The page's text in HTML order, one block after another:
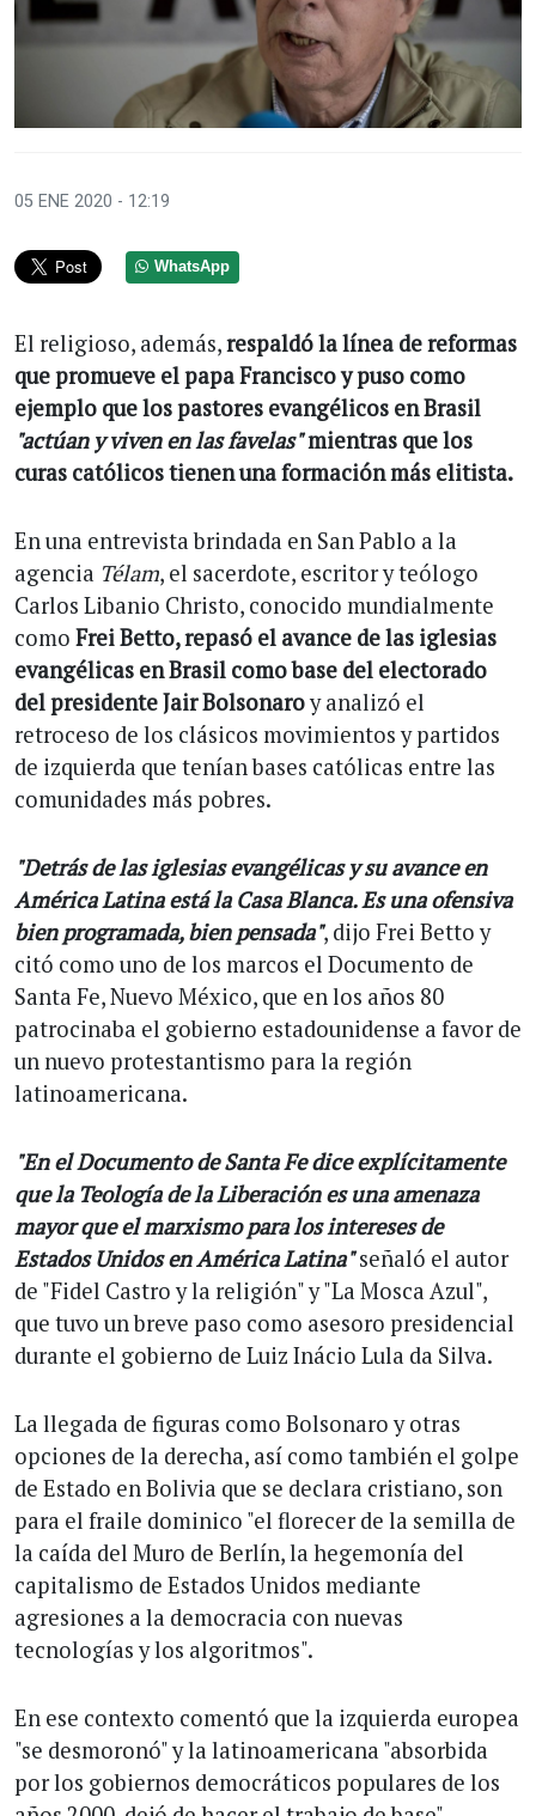
05 ENE 2020 - 12:19
WhatsApp
El religioso, además,respaldó la línea de reformas
que promueve el papa Francisco y puso como
ejemplo que los pastores evangélicos en Brasil
"actúan y viven en las favelas"mientras que los
curas católicos tienen una formación más elitista.
En una entrevista brindada en San Pablo a la
agencia Télam, el sacerdote, escritor y teólogo
Carlos Libanio Christo, conocido mundialmente
como Frei Betto, repasó el avance de las iglesias
evangélicas en Brasil como base del electorado
del presidente Jair Bolsonaroy analizó el
retroceso de los clásicos movimientos y partidos
de izquierda que tenían bases católicas entre las
comunidades más pobres.
"Detrás de las iglesias evangélicas y su avance en
América Latina está la Casa Blanca. Es una ofensiva
bien programada, bien pensada", dijo Frei Betto y
citó como uno de los marcos el Documento de
Santa Fe, Nuevo México, que en los años 80
patrocinaba el gobierno estadounidense a favor de
un nuevo protestantismo para la región
latinoamericana.
"En el Documento de Santa Fe dice explícitamente
que la Teología de la Liberación es una amenaza
mayor que el marxismo para los intereses de
Estados Unidos en América Latina"señaló el autor
de "Fidel Castro y la religión" y "La Mosca Azul",
que tuvo un breve paso como asesoro presidencial
durante el gobierno de Luiz Inácio Lula da Silva.
La llegada de figuras como Bolsonaro y otras
opciones de la derecha, así como también el golpe
de Estado en Bolivia que se declara cristiano, son
para el fraile dominico "el florecer de la semilla de
la caída del Muro de Berlín, la hegemonía del
capitalismo de Estados Unidos mediante
agresiones a la democracia con nuevas
tecnologías y los algoritmos".
En ese contexto comentó que la izquierda europea
"se desmoronó" y la latinoamericana "absorbida
por los gobiernos democráticos populares de los